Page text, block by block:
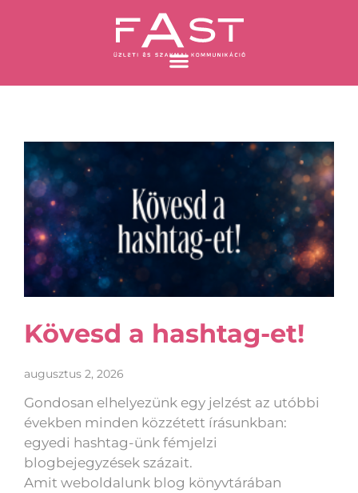
Kövesd a hashtag-et!
augusztus 2, 2026
Gondosan elhelyezünk egy jelzést az utóbbi
években minden közzétett írásunkban:
egyedi hashtag-ünk fémjelzi
blogbejegyzések százait.
Amit weboldalunk blog könyvtárában